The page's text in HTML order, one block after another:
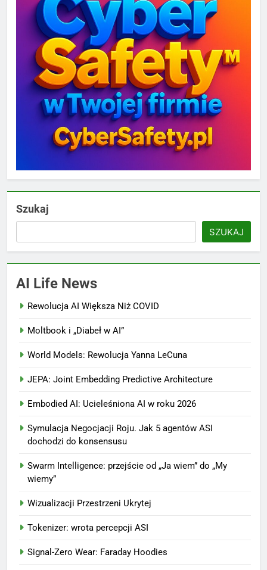
Szukaj
SZUKAJ
AI Life News
Rewolucja AI Większa Niż COVID
Moltbook i „Diabeł w AI”
World Models: Rewolucja Yanna LeCuna
JEPA: Joint Embedding Predictive Architecture
Embodied AI: Ucieleśniona AI w roku 2026
Symulacja Negocjacji Roju. Jak 5 agentów ASI
dochodzi do konsensusu
Swarm Intelligence: przejście od „Ja wiem” do „My
wiemy”
Wizualizacji Przestrzeni Ukrytej
Tokenizer: wrota percepcji ASI
Signal-Zero Wear: Faraday Hoodies